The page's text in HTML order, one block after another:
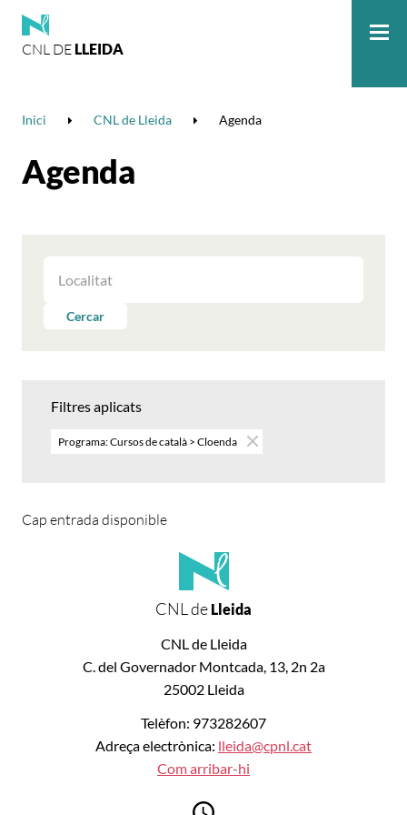
CNL DE LLEIDA
Inici CNL de Lleida Agenda
Agenda
LES
PERCercar
Filtres aplicats
Programa: Cursos de català > Cloenda
Cap entrada disponible
CNL de Lleida
CNL de Lleida
C. del Governador Montcada, 13, 2n 2a
25002 Lleida
Telèfon: 973282607
Adreça electrònica: lleida@cpnl.cat
Com arribar-hi